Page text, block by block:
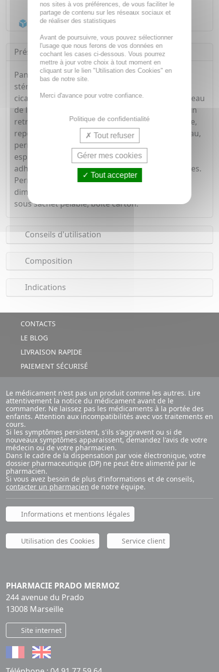
Livraison gratuite dès55€
Acheminement Chronopost
Présentation
Pansement autoadhésif siliconé pour cicatrice,
stérile. Maintien un milieu humide favorisant la
cicatrisation. Exerce une microadhérence au niveau
de la peau et des tissus cicatriciels permettant un
retrait indolore et sans résidus. Fin, conformable,
repositionnable. Film externe imperméable à l'eau,
perméable à la vapeur d'eau. Renouvellement
espacé de 7 jours et plus, lorsque les propriétés
adhésives du pansement deviennent insuffisantes.
Permet le bain et la douche. Découpable à la
dimension voulue. Conditionnement : individuel
sous sachet pelable, boîte carton.
Conseils d'utilisation
Composition
Indications
CONTACTS
LE BLOG
LIVRAISON RAPIDE
PAIEMENT SÉCURISÉ
Le médicament n'est pas un produit comme les autres. Lire
attentivement la notice du médicament avant de le
commander. Ne laissez pas les médicaments à la portée des
enfants. Attention aux incompatibilités avec vos traitements en
cours.
Si les symptômes persistent, s'ils s'aggravent ou si de
nouveaux symptômes apparaissent, demandez l'avis de votre
médecin ou de votre pharmacien.
Dans le cadre de la dispensation par voie électronique, votre
dossier pharmaceutique (DP) ne peut être alimenté par le
pharmacien.
Si vous avez besoin de plus d'informations et de conseils,
contacter un pharmacien de notre équipe.
Informations et mentions légales
Utilisation des Cookies Service client
PHARMACIE PRADO MERMOZ
244 avenue du Prado
13008 Marseille
Site internet
nos sites à vos préférences, de vous faciliter le
partage de contenu sur les réseaux sociaux et
de réaliser des statistiques
Avant de poursuivre, vous pouvez sélectionner
l'usage que nous ferons de vos données en
cochant les cases ci-dessous. Vous pourrez
mettre à jour votre choix à tout moment en
cliquant sur le lien "Utilisation des Cookies" en
bas de notre site.
Merci d'avance pour votre confiance.
Politique de confidentialité
Tout refuser
Gérer mes cookies
Tout accepter